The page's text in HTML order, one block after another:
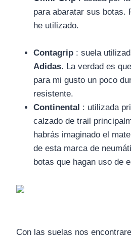
para abaratar sus botas.
he utilizado.
Contagrip : suela
Adidas. La verdad es
para mi gusto un poco
resistente.
Continental : utilizada
calzado de trail
habrás imaginado el
de esta marca de
botas que hagan uso de
Con las suelas nos